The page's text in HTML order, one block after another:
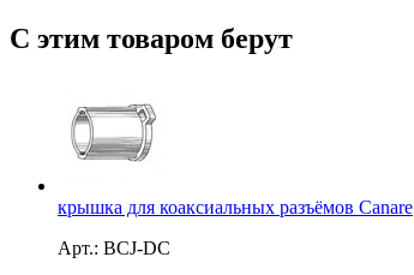
С этим товаром берут
крышка для коаксиальных разъёмов Canare
Арт.: BCJ-DC